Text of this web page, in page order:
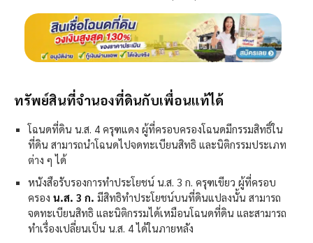
ทรัพย์สินที่จำนองที่ดินกับเพื่อนแท้ได้
โฉนดที่ดิน น.ส. 4 ครุฑแดง ผู้ที่ครอบครองโฉนดมีกรรมสิทธิ์ใน
ที่ดิน สามารถนำโฉนดไปจดทะเบียนสิทธิ และนิติกรรมประเภท
ต่าง ๆ ได้
หนังสือรับรองการทำประโยชน์ น.ส. 3 ก. ครุฑเขียว​ ผู้ที่ครอบ
ครอง น.ส. 3 ก. มีสิทธิทำประโยชน์บนที่ดินแปลงนั้น สามารถ
จดทะเบียนสิทธิ และนิติกรรมได้เหมือนโฉนดที่ดิน และสามารถ
ทำเรื่องเปลี่ยนเป็น น.ส. 4 ได้ในภายหลัง